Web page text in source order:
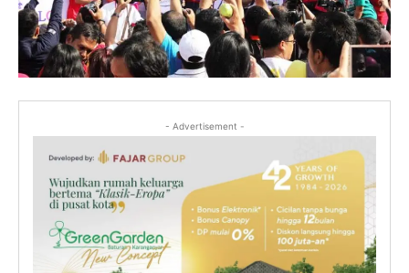
- Advertisement -